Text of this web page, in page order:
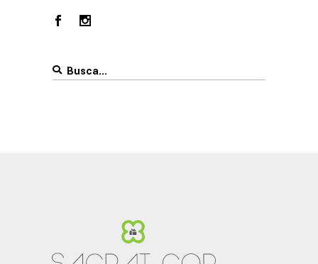
Search